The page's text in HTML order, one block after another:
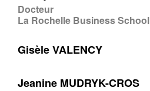
Docteur
La Rochelle Business School
Gisèle VALENCY
Jeanine MUDRYK-CROS